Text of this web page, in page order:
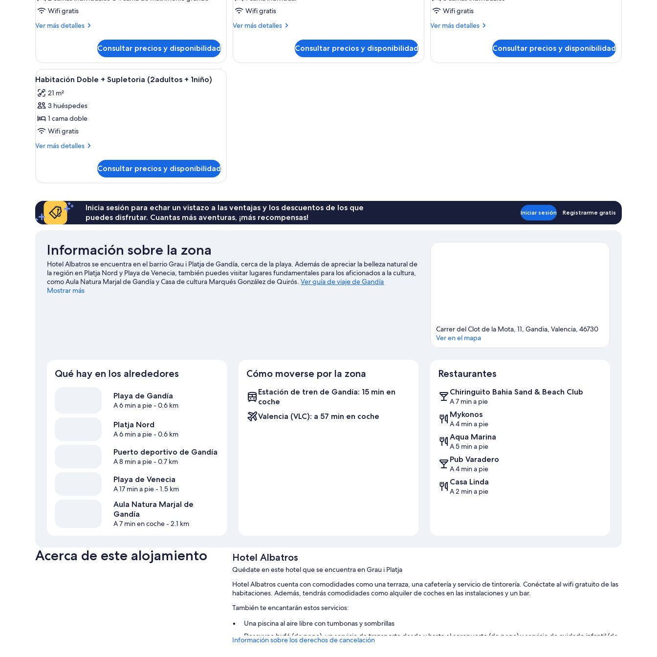
Habitación
doble
Wifi gratis
Ver más detalles
Más
doble
Consultar precios y disponibilidad
Habitación
individual
Wifi gratis
Ver más detalles
Más
individual
Consultar precios y disponibilidad
Habitación
triple
Wifi gratis
Ver más detalles
Más
triple
Consultar precios y disponibilidad
Abrir
todas
las
fotos
de
Habitación
Doble
(2adultos
Ropa de cama de alta calidad, minibar, caja fuerte y escritorio
2
Habitación Doble + Supletoria (2adultos + 1niño)
21 m²
3 huéspedes
1 cama doble
Wifi gratis
Ver más detalles
Más
Doble
(2adultos
+
1niño)
Consultar precios y disponibilidad
Inicia sesión para echar un vistazo a las ventajas y los descuentos de los que
puedes disfrutar. Cuantas más aventuras, ¡más recompensas!
Iniciar sesión Registrarme gratis
Información sobre la zona
Hotel Albatros se encuentra en el barrio Grau i Platja de Gandía, cerca de la playa. Además de apreciar la belleza natural de
la región en Platja Nord y Playa de Venecia, también puedes visitar lugares fundamentales para los aficionados a la cultura,
como Aula Natura Marjal de Gandía y Casa de cultura Marqués González de Quirós. Ver guía de viaje de Gandía
Mostrar más
Carrer del Clot de la Mota, 11, Gandia, Valencia, 46730
Ver en el mapa
Qué hay en los alrededores
Playa de Gandía
A 6 min a pie- 0.6 km
Platja Nord
A 6 min a pie- 0.6 km
Puerto deportivo de Gandía
A 8 min a pie- 0.7 km
Playa de Venecia
A 17 min a pie- 1.5 km
Aula Natura Marjal de
Gandía
A 7 min en coche- 2.1 km
Cómo moverse por la zona
Estación de tren de Gandía: 15 min en
coche
Valencia (VLC): a 57 min en coche
Restaurantes
Chiringuito Bahia Sand & Beach Club
A 7 min a pie
Mykonos
A 4 min a pie
Aqua Marina
A 5 min a pie
Pub Varadero
A 4 min a pie
Casa Linda
A 2 min a pie
Acerca de este alojamiento Hotel Albatros
Quédate en este hotel que se encuentra en Grau i Platja
Hotel Albatros cuenta con comodidades como una terraza, una cafetería y servicio de tintorería. Conéctate al wifi gratuito de las
habitaciones. Además, tendrás comodidades como alquiler de coches en las instalaciones y un bar.
También te encantarán estos servicios:
Una piscina al aire libre con tumbonas y sombrillas
Desayuno bufé (de pago), un servicio de transporte desde y hasta el aeropuerto (de pago) y servicio de cuidado infantil (de
pago)
Información sobre los derechos de cancelación